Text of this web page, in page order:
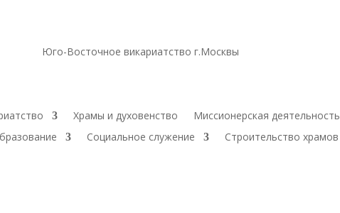
Юго-Восточное викариатство г.Москвы
Храмы и духовенство Миссионерская деятельность
Социальное служение Строительство храмов